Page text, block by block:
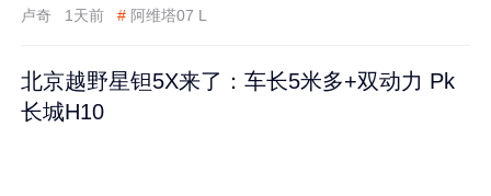
卢奇 1天前 # 阿维塔07 L
北京越野星钽5X来了：车长5米多+双动力 Pk
长城H10